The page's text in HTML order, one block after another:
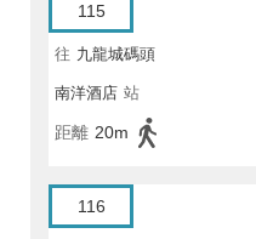
115
往 九龍城碼頭
南洋酒店 站
距離 20m
116